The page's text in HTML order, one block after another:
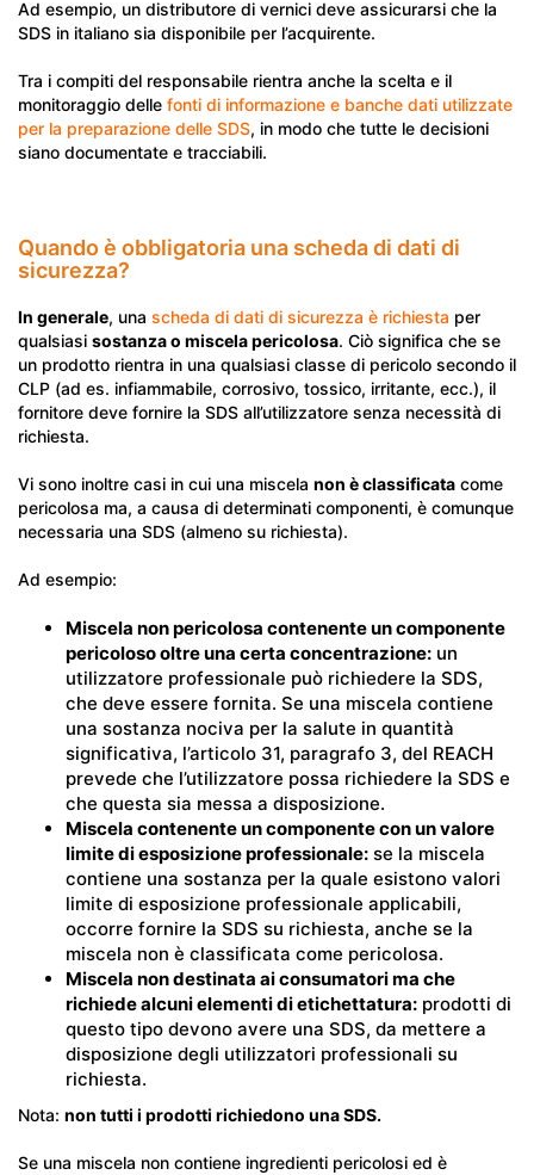
Ad esempio, un distributore di vernici deve assicurarsi che la
SDS in italiano sia disponibile per l’acquirente.
Tra i compiti del responsabile rientra anche la scelta e il
monitoraggio delle fonti di informazione e banche dati utilizzate
per la preparazione delle SDS, in modo che tutte le decisioni
siano documentate e tracciabili.
Quando è obbligatoria una scheda di dati di
sicurezza?
In generale, una scheda di dati di sicurezza è richiesta per
qualsiasi sostanza o miscela pericolosa. Ciò significa che se
un prodotto rientra in una qualsiasi classe di pericolo secondo il
CLP (ad es. infiammabile, corrosivo, tossico, irritante, ecc.), il
fornitore deve fornire la SDS all’utilizzatore senza necessità di
richiesta.
Vi sono inoltre casi in cui una miscela non è classificata come
pericolosa ma, a causa di determinati componenti, è comunque
necessaria una SDS (almeno su richiesta).
Ad esempio:
Miscela non pericolosa contenente un componente
pericoloso oltre una certa concentrazione: un
utilizzatore professionale può richiedere la SDS,
che deve essere fornita. Se una miscela contiene
una sostanza nociva per la salute in quantità
significativa, l’articolo 31, paragrafo 3, del REACH
prevede che l’utilizzatore possa richiedere la SDS e
che questa sia messa a disposizione.
Miscela contenente un componente con un valore
limite di esposizione professionale: se la miscela
contiene una sostanza per la quale esistono valori
limite di esposizione professionale applicabili,
occorre fornire la SDS su richiesta, anche se la
miscela non è classificata come pericolosa.
Miscela non destinata ai consumatori ma che
richiede alcuni elementi di etichettatura: prodotti di
questo tipo devono avere una SDS, da mettere a
disposizione degli utilizzatori professionali su
richiesta.
Nota: non tutti i prodotti richiedono una SDS.
Se una miscela non contiene ingredienti pericolosi ed è